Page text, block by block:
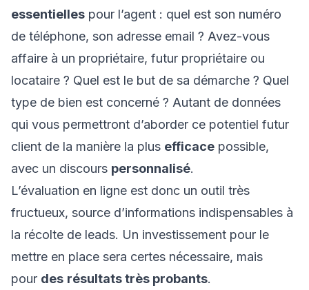
essentielles pour l’agent : quel est son numéro
de téléphone, son adresse email ? Avez-vous
affaire à un propriétaire, futur propriétaire ou
locataire ? Quel est le but de sa démarche ? Quel
type de bien est concerné ? Autant de données
qui vous permettront d’aborder ce potentiel futur
client de la manière la plus efficace possible,
avec un discours personnalisé.
L’évaluation en ligne est donc un outil très
fructueux, source d’informations indispensables à
la récolte de leads. Un investissement pour le
mettre en place sera certes nécessaire, mais
pour des résultats très probants.